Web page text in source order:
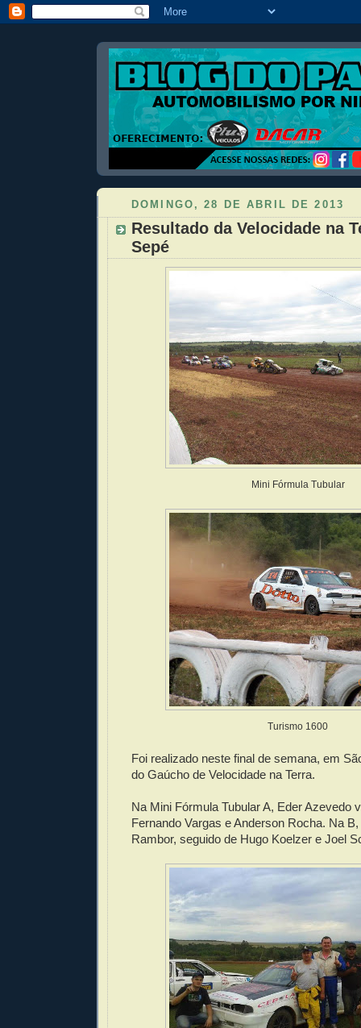
DOMINGO, 28 DE ABRIL DE 2013
Resultado da Velocidade na
Sepé
Mini Fórmula Tubular
Turismo 1600
Foi realizado neste final de semana, em
do Gaúcho de Velocidade na Terra.
Na Mini Fórmula Tubular A, Eder Azevedo
Fernando Vargas e Anderson Rocha. Na
Rambor, seguido de Hugo Koelzer e Joel